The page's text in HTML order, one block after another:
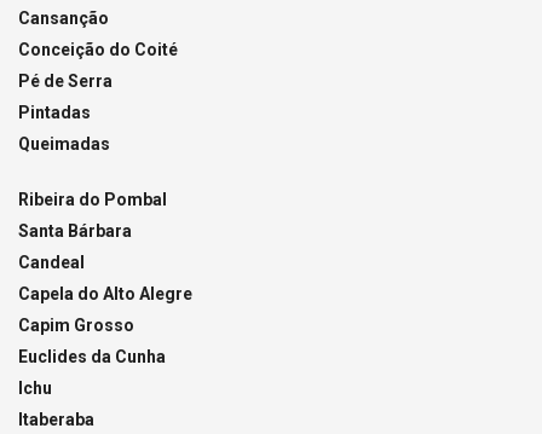
Cansanção
Conceição do Coité
Pé de Serra
Pintadas
Queimadas
Ribeira do Pombal
Santa Bárbara
Candeal
Capela do Alto Alegre
Capim Grosso
Euclides da Cunha
Ichu
Itaberaba